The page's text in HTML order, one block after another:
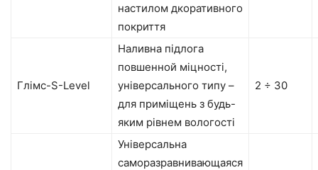
настилом дкоративного
покриття
Глімс-S-Level
Наливна підлога
повшенной міцності,
універсального типу –
для приміщень з будь-
яким рівнем вологості
2 ÷ 30
Універсальна
саморазравнивающаяся